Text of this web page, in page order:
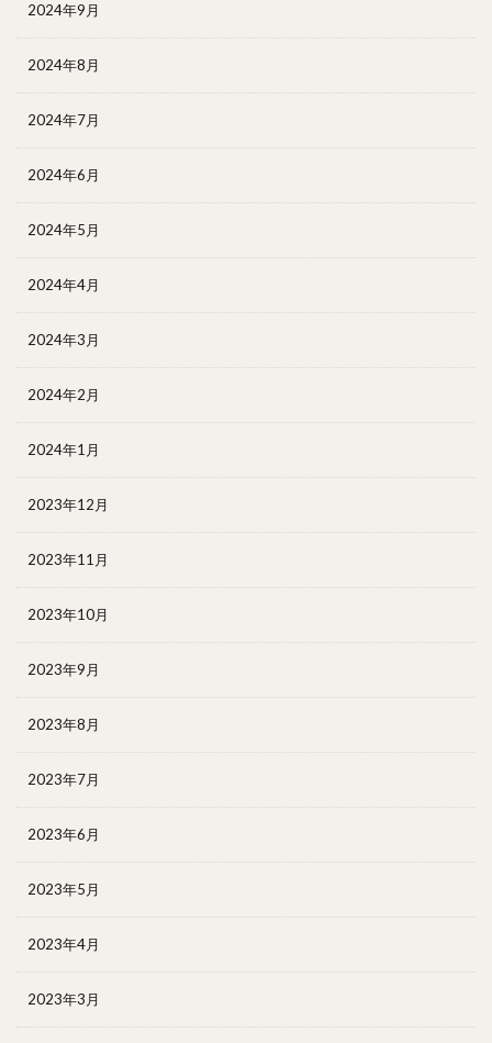
2024年9月
2024年8月
2024年7月
2024年6月
2024年5月
2024年4月
2024年3月
2024年2月
2024年1月
2023年12月
2023年11月
2023年10月
2023年9月
2023年8月
2023年7月
2023年6月
2023年5月
2023年4月
2023年3月